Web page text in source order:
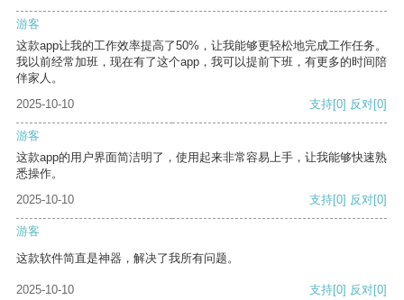
游客
这款app让我的工作效率提高了50%，让我能够更轻松地完成工作任务。
我以前经常加班，现在有了这个app，我可以提前下班，有更多的时间陪
伴家人。
2025-10-10
支持[0] 反对[0]
游客
这款app的用户界面简洁明了，使用起来非常容易上手，让我能够快速熟
悉操作。
2025-10-10
支持[0] 反对[0]
游客
这款软件简直是神器，解决了我所有问题。
2025-10-10 支持[0] 反对[0]